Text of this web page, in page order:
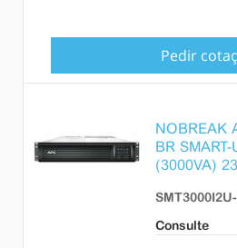
Pedir
NOBREAK
BR
(3000VA)
Consulte